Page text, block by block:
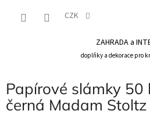
CZK
ZAHRADA a
doplňky a dekorace pro
Papírové slámky 50
černá Madam Stoltz